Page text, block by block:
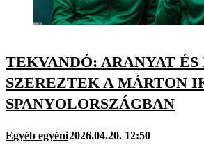
TEKVANDÓ: ARANYAT ÉS
SZEREZTEK A MÁRTON
SPANYOLORSZÁGBAN
Egyéb egyéni2026.04.20. 12:50